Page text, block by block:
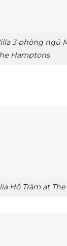
3 phòng ngủ
Hamptons
Hồ Tràm at